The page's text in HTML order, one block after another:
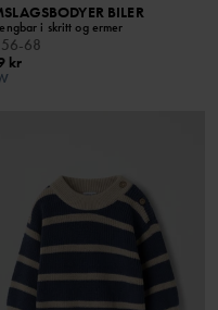
BILER
i skritt og ermer
56-68
kr